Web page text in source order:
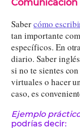
Sabercómo
tan importante
específicos. En
diario. Saber
si no te sientes
virtuales o hacer
caso, es
Ejemplo
podrías decir: